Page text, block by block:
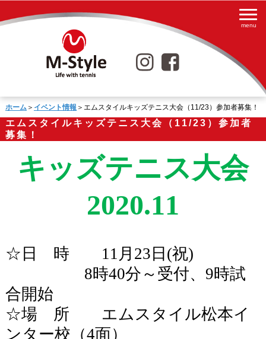
ホーム＞ イベント情報 ＞エムスタイルキッズテニス大会（11/23）参加者募集！
エムスタイルキッズテニス大会（11/23）参加者
募集！
キッズテニス大会
2020.11
☆日 時 11 月 23 日 (祝)
8時40分～受付、9時試
合開始
☆場 所 エムスタイル松本イ
ンター校（4面）